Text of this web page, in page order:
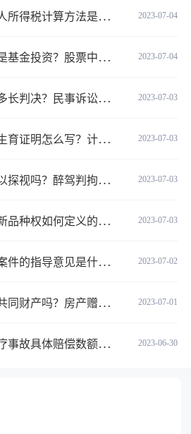
2023-07-04
什么？个税专项附加扣除如何界定？
2023-07-04
票中的价值投资是什么意思？
2023-07-03
诉讼的诉讼费用计算-天天简讯
2023-07-03
计划生育证明都需要什么材料？
2023-07-03
醉驾判拘役当庭执行吗？
2023-07-03
？植物新品种权应符合什么条件？
2023-07-02
法院审理劳动争议案件的条件是什么？
2023-07-01
房产赠与和过户哪个划算？
2023-06-30
多少？医疗事故技术鉴定有什么重要性？